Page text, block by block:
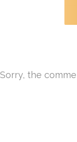
Sorry, the